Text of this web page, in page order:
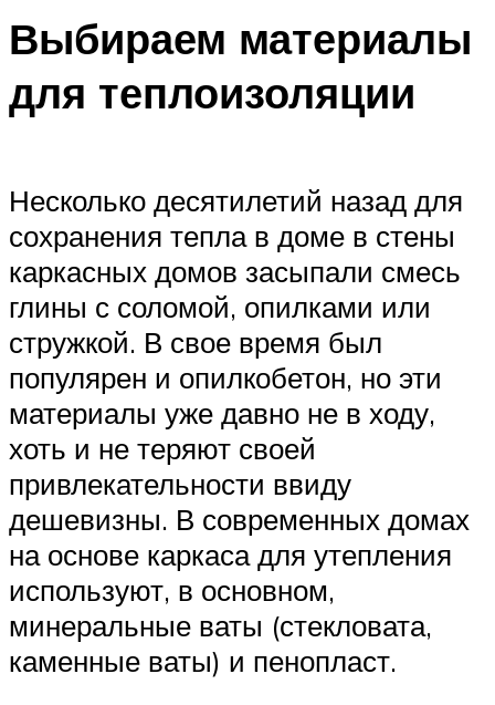
Выбираем материалы
для теплоизоляции
Несколько десятилетий назад для
сохранения тепла в доме в стены
каркасных домов засыпали смесь
глины с соломой, опилками или
стружкой. В свое время был
популярен и опилкобетон, но эти
материалы уже давно не в ходу,
хоть и не теряют своей
привлекательности ввиду
дешевизны. В современных домах
на основе каркаса для утепления
используют, в основном,
минеральные ваты (стекловата,
каменные ваты) и пенопласт.